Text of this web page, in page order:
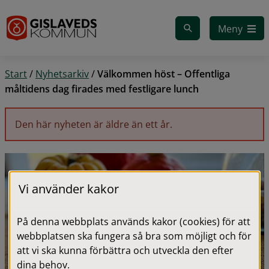
Meny
Start/ Nyhetsarkiv/Välkommen höst – Offentliga
måltidens dag firades med festligare lunch
Den här nyheten är äldre än ett år.
Vi använder kakor
På denna webbplats används kakor (cookies) för att
webbplatsen ska fungera så bra som möjligt och för
att vi ska kunna förbättra och utveckla den efter
dina behov.